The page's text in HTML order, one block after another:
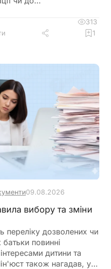
313
1
09.08.2026
вибору та зміни
переліку дозволених чи
повинні
дитини та
також нагадав, у